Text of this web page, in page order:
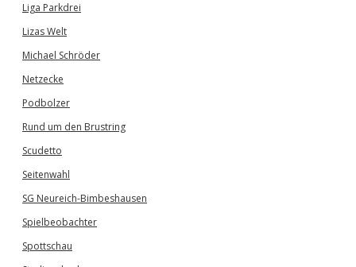
Liga Parkdrei
Lizas Welt
Michael Schröder
Netzecke
Podbolzer
Rund um den Brustring
Scudetto
Seitenwahl
SG Neureich-Bimbeshausen
Spielbeobachter
Spottschau